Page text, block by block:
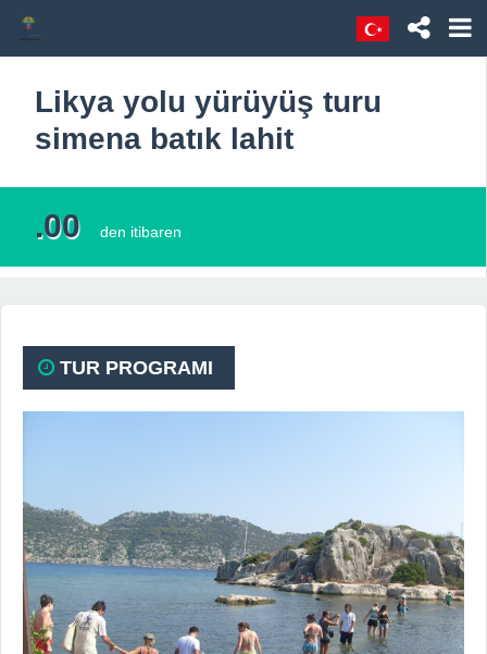
Likya yolu yürüyüş turu
simena batık lahit
.00 den itibaren
TUR PROGRAMI